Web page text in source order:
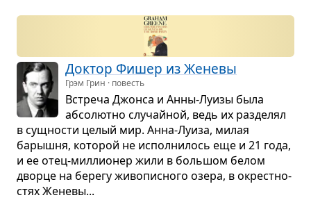
Док­тор Фишер из Женевы
Грэм Грин · повесть
Встреча Джонса и Анны-Луизы была
абсо­лютно слу­чай­ной, ведь их раз­де­лял
в сущ­но­сти целый мир. Анна-Луиза, милая
барышня, кото­рой не испол­ни­лось еще и 21 года,
и ее отец-мил­ли­о­нер жили в боль­шом белом
дворце на берегу живо­пис­ного озера, в окрест­но­
стях Женевы...